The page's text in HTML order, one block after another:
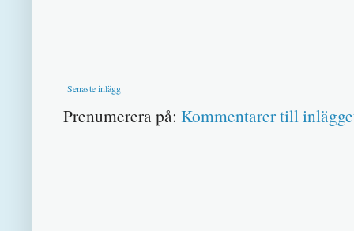
Senaste inlägg
Prenumerera på: Kommentarer till